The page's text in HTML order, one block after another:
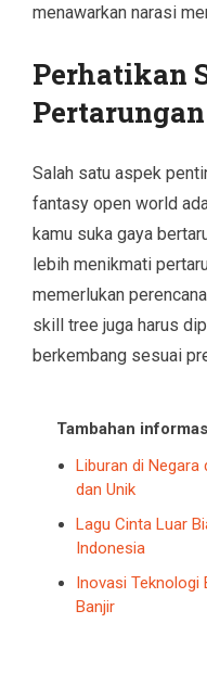
menawarkan narasi
Perhatikan
Salah satu aspek
fantasy open world
kamu suka gaya
lebih menikmati
memerlukan
skill tree juga harus
berkembang sesuai
Tambahan
Liburan di Negara
dan Unik
Lagu Cinta Luar
Indonesia
Inovasi Teknologi
Banjir